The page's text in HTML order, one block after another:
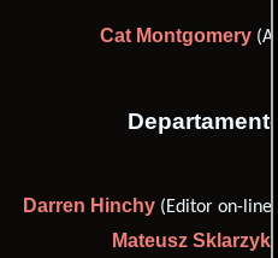
Cat Montgomery
Darren Hinchy(Editor on-line),
Mateusz Sklarzyk